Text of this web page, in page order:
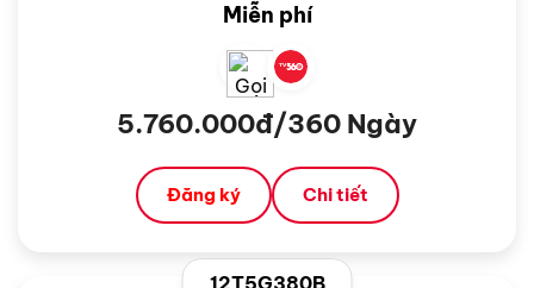
Miễn phí
5.760.000đ/360 Ngày
Đăng ký Chi tiết